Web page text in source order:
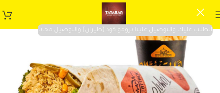
الطلب عليك والتوصيل علينا برومو كود (طيران) والتوصيل مجانا